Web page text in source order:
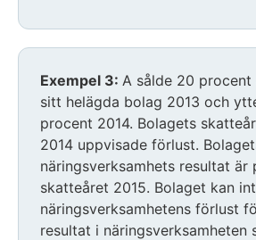
Exempel 3: A sålde 20 procent
sitt helägda bolag 2013 och
procent 2014. Bolagets
2014 uppvisade förlust.
näringsverksamhets resultat är
skatteåret 2015. Bolaget kan
näringsverksamhetens förlust
resultat i näringsverksamheten